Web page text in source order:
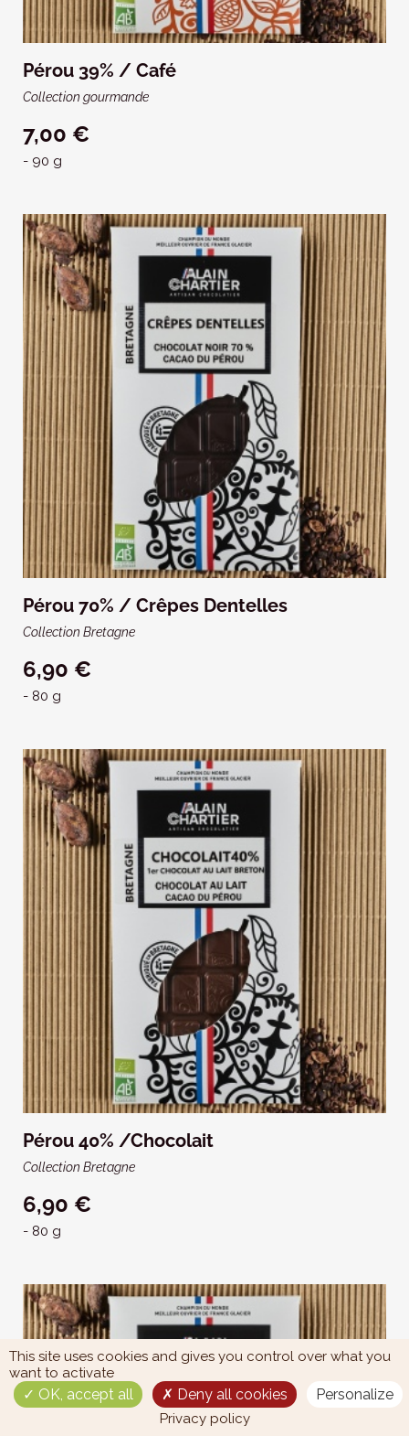
Pérou 39% / Café
Collection gourmande
7,00 €
- 90 g
Pérou 70% / Crêpes Dentelles
Collection Bretagne
6,90 €
- 80 g
Pérou 40% /Chocolait
Collection Bretagne
6,90 €
- 80 g
This site uses cookies and gives you control over what you
want to activate
OK, accept all Deny all cookies Personalize
Privacy policy